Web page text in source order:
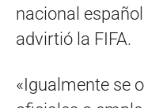
nacional
advirtió la FIFA.
«Igualmente se